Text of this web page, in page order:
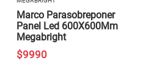
Marco Parasobreponer
Panel Led 600X600Mm
Megabright
$9990